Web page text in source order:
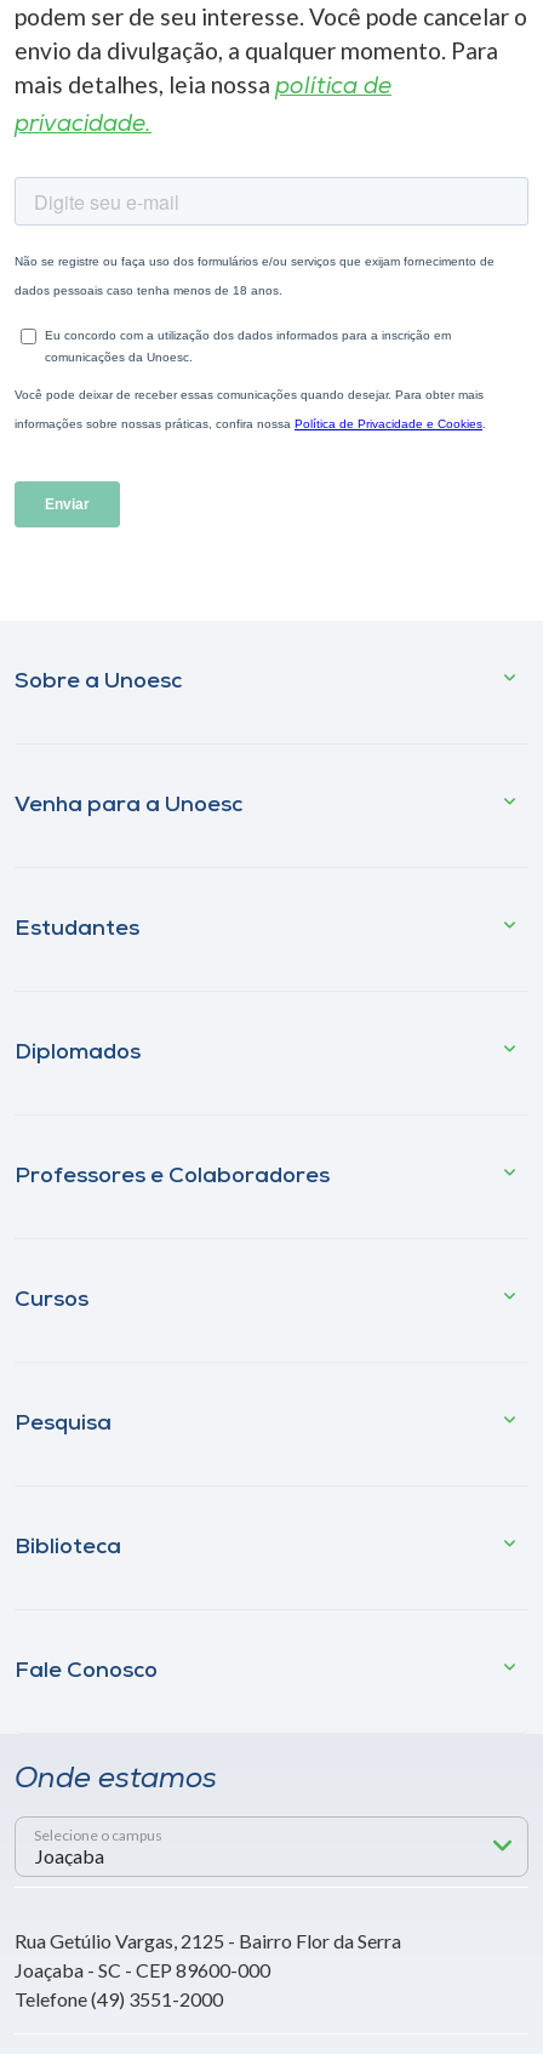
podem ser de seu interesse. Você pode cancelar o
envio da divulgação, a qualquer momento. Para
mais detalhes, leia nossa política de
privacidade.
Sobre a Unoesc
Venha para a Unoesc
Estudantes
Diplomados
Professores e Colaboradores
Cursos
Pesquisa
Biblioteca
Fale Conosco
Onde estamos
Selecione o campus
Rua Getúlio Vargas, 2125 - Bairro Flor da Serra
Joaçaba - SC - CEP 89600-000
Telefone (49) 3551-2000